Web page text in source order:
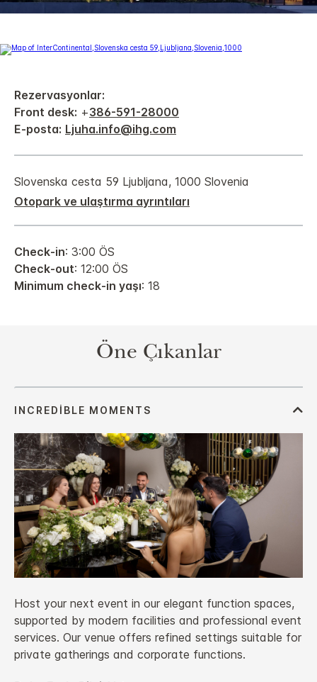
Rezervasyonlar:
Front desk: +386-591-28000
E-posta: Ljuha.info@ihg.com
Slovenska cesta 59 Ljubljana, 1000 Slovenia
Otopark ve ulaştırma ayrıntıları
Check-in: 3:00 ÖS
Check-out: 12:00 ÖS
Minimum check-in yaşı: 18
Öne Çıkanlar
Host your next event in our elegant function spaces,
supported by modern facilities and professional event
services. Our venue offers refined settings suitable for
private gatherings and corporate functions.